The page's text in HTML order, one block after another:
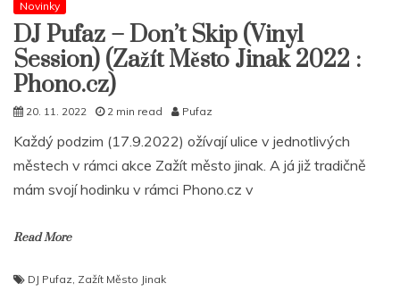
Novinky
DJ Pufaz – Don’t Skip (Vinyl
Session) (Zažít Město Jinak 2022 :
Phono.cz)
20. 11. 2022 2 min read Pufaz
Každý podzim (17.9.2022) ožívají ulice v jednotlivých
městech v rámci akce Zažít město jinak. A já již tradičně
mám svojí hodinku v rámci Phono.cz v
Read More
DJ Pufaz Zažít Město Jinak